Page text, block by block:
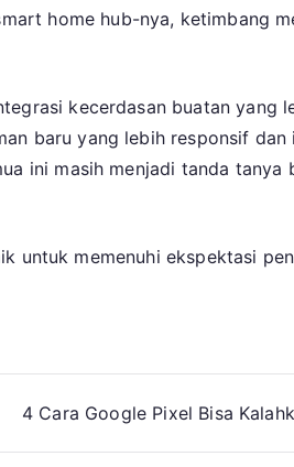
home hub-nya, ketimbang
kecerdasan buatan yang
baru yang lebih responsif
ini masih menjadi tanda tanya
untuk memenuhi ekspektasi
4 Cara Google Pixel Bisa